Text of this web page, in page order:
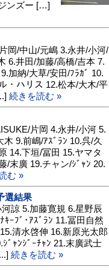
ンズー […]
岡/中山/元嶋 3.永井/小河/
6.井田/加藤/高橋/吉本 7.
加納/大草/安田/ﾌﾗｶﾞ 10.
・ハリス 12.松本/大木/平
続きを読む »
片岡 4.永井/小河 5.
9.前嶋/ｱｽﾞﾗﾝ 10.呉/久
14.下垣/冨田 15.ヤマタ
/末廣 19.チャン/ｼﾞｬﾝ 20.
む »
選結果
諒 5.加藤寛規 6.星野辰
ｰﾌﾞ･ｱｽﾞﾗﾝ 11.冨田自然
清水啓伸 16.新原光太郎
ﾞｬﾝｼﾞｰﾁｬﾝ 21.末廣武士
続きを読む »